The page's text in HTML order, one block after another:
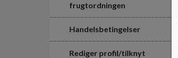
frugtordningen
Handelsbetingelser
Rediger profil/tilknyt